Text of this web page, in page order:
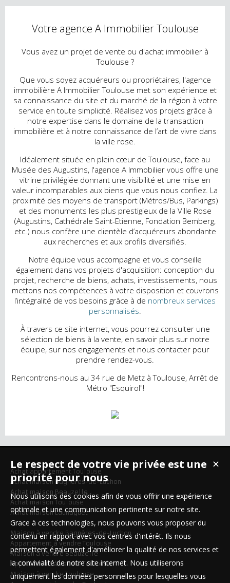
Votre agence A Immobilier Toulouse
Vous avez un projet de vente ou d'achat immobilier à
Toulouse ?
Que vous soyez acquéreurs ou propriétaires, l'agence
immobilière A Immobilier Toulouse met son expérience et
sa connaissance du site et du marché de la région à votre
service en toute simplicité. Réalisez vos projets grâce à
notre expertise dans le domaine de la transaction
immobilière et à notre connaissance de l’art de vivre dans
la ville rose.
Idéalement située en plein cœur de Toulouse, face au
Musée des Augustins, l'agence A Immobilier vous offre une
vitrine privilégiée donnant une visibilité et une mise en
valeur incomparables aux biens que vous nous confiez. La
proximité des moyens de transport (Métros/Bus, Parkings)
et des monuments les plus prestigieux de la Ville Rose
(Augustins, Cathédrale Saint-Etienne, Fondation Bemberg,
etc.) nous confère une clientèle d’acquéreurs abondante
aux recherches et aux profils diversifiés.
Notre équipe vous accompagne et vous conseille
également dans vos projets d'acquisition: conception du
projet, recherche de biens, achats, investissements, nous
mettons nos compétences à votre disposition et couvrons
l’intégralité de vos besoins grâce à de nombreux services
personnalisés
À travers ce site internet, vous pourrez consulter une
sélection de biens à la vente, en savoir plus sur notre
équipe, sur nos engagements et nous contacter pour
prendre rendez-vous.
Rencontrons-nous au 34 rue de Metz à Toulouse, Arrêt de
Métro "Esquirol"!
Achat appartement Toulouse
Achat maison Bagnères-de-Luchon
Achat maison Beauzelle
Achat maison Toulouse
Achat maison Launaguet
Maison à vendre Bagnères-de-Luchon
Appartement à vendre Toulouse
Maison à vendre Beauzelle
Appartement à vendre Toulouse
Maison à vendre Toulouse
✕
Le respect de votre vie privée est une
priorité pour nous
Nous utilisons des cookies afin de vous offrir une expérience
optimale et une communication pertinente sur notre site.
Grace à ces technologies, nous pouvons vous proposer du
contenu en rapport avec vos centres d'intérêt. Ils nous
permettent également d'améliorer la qualité de nos services et
la convivialité de notre site internet. Nous utiliserons
uniquement les données personnelles pour lesquelles vous